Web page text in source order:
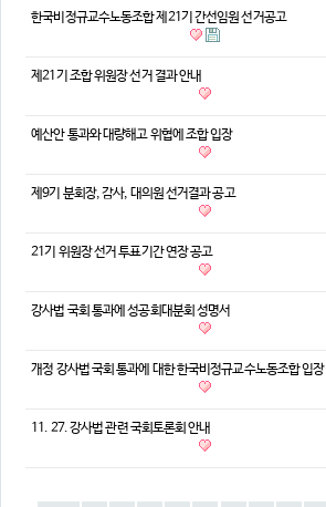
한국비정규교수노동조합 제21기 간선임원 선거공고
제21기 조합 위원장 선거 결과 안내
예산안 통과와 대량해고 위협에 조합 입장
제9기 분회장, 감사, 대의원 선거결과 공고
21기 위원장 선거 투표기간 연장 공고
강사법 국회 통과에 성공회대분회 성명서
개정 강사법 국회 통과에 대한 한국비정규교수노동조합 입장
11. 27. 강사법 관련 국회토론회 안내